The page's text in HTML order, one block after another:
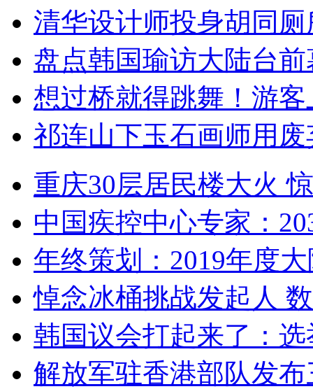
清华设计师投身胡同
盘点韩国瑜访大陆台
想过桥就得跳舞！游客
祁连山下玉石画师用
重庆30层居民楼大火
中国疾控中心专家：
年终策划：2019年度
悼念冰桶挑战发起人
韩国议会打起来了：
解放军驻香港部队发